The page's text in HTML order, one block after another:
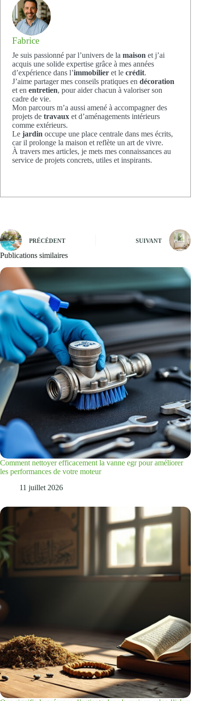
Fabrice
Je suis passionné par l’univers de la maison et j’ai
acquis une solide expertise grâce à mes années
d’expérience dans l’immobilier et le crédit.
J’aime partager mes conseils pratiques en décoration
et en entretien, pour aider chacun à valoriser son
cadre de vie.
Mon parcours m’a aussi amené à accompagner des
projets de travaux et d’aménagements intérieurs
comme extérieurs.
Le jardin occupe une place centrale dans mes écrits,
car il prolonge la maison et reflète un art de vivre.
À travers mes articles, je mets mes connaissances au
service de projets concrets, utiles et inspirants.
PRÉCÉDENT SUIVANT
Publications similaires
Comment nettoyer efficacement la vanne egr pour améliorer
les performances de votre moteur
11 juillet 2026